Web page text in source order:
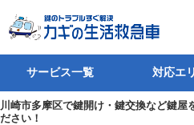
サービス一覧 対応エ
川崎市多摩区で鍵開け・鍵交換など鍵屋
ださい！